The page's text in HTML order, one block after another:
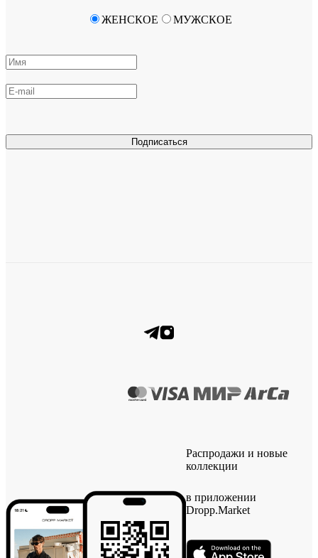
Подписаться
ЖЕНСКОЕ МУЖСКОЕ
Распродажи и новые
коллекции
в приложении
Dropp.Market